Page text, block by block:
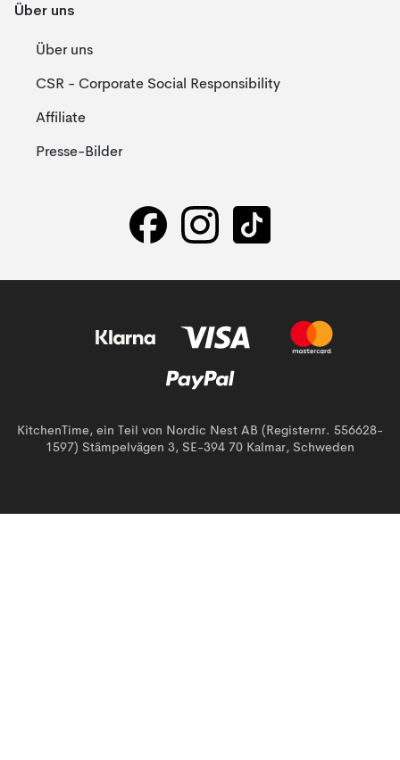
Über uns
Über uns
CSR - Corporate Social Responsibility
Affiliate
Presse-Bilder
KitchenTime, ein Teil von Nordic Nest AB (Registernr. 556628-
1597) Stämpelvägen 3, SE-394 70 Kalmar, Schweden